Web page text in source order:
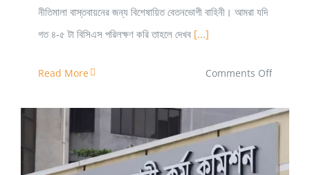
নীতিমালা বাস্তবায়নের জন্য বিশেষায়িত বেতনভোগী বাহিনী। আমরা যদি
গত ৪-৫ টা বিসিএস পরিলক্ষণ করি তাহলে দেখব [...]
Read More Comments Offon
ক্যাডার